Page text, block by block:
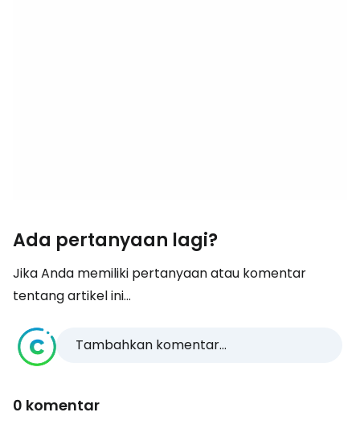
Ada pertanyaan lagi?
Jika Anda memiliki pertanyaan atau komentar
tentang artikel ini...
Tambahkan komentar...
0 komentar